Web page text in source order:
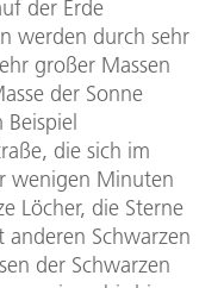
der Erde
werden durch sehr
großer Massen
der Sonne
die sich im
wenigen Minuten
Löcher, die Sterne
Schwarzen
der Schwarzen